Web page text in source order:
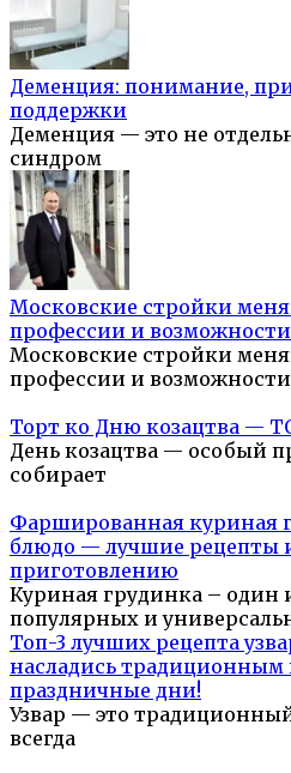
Деменция: понимание,
поддержки
Деменция — это не
синдром
Московские стройки
профессии и
Московские стройки
профессии и возможности
Торт ко Дню козацтва —
День козацтва — особый
собирает
Фаршированная куриная
блюдо — лучшие рецепты
приготовлению
Куриная грудинка – один
популярных и
Топ-3 лучших рецепта
насладись традиционным
праздничные дни!
Узвар — это
всегда